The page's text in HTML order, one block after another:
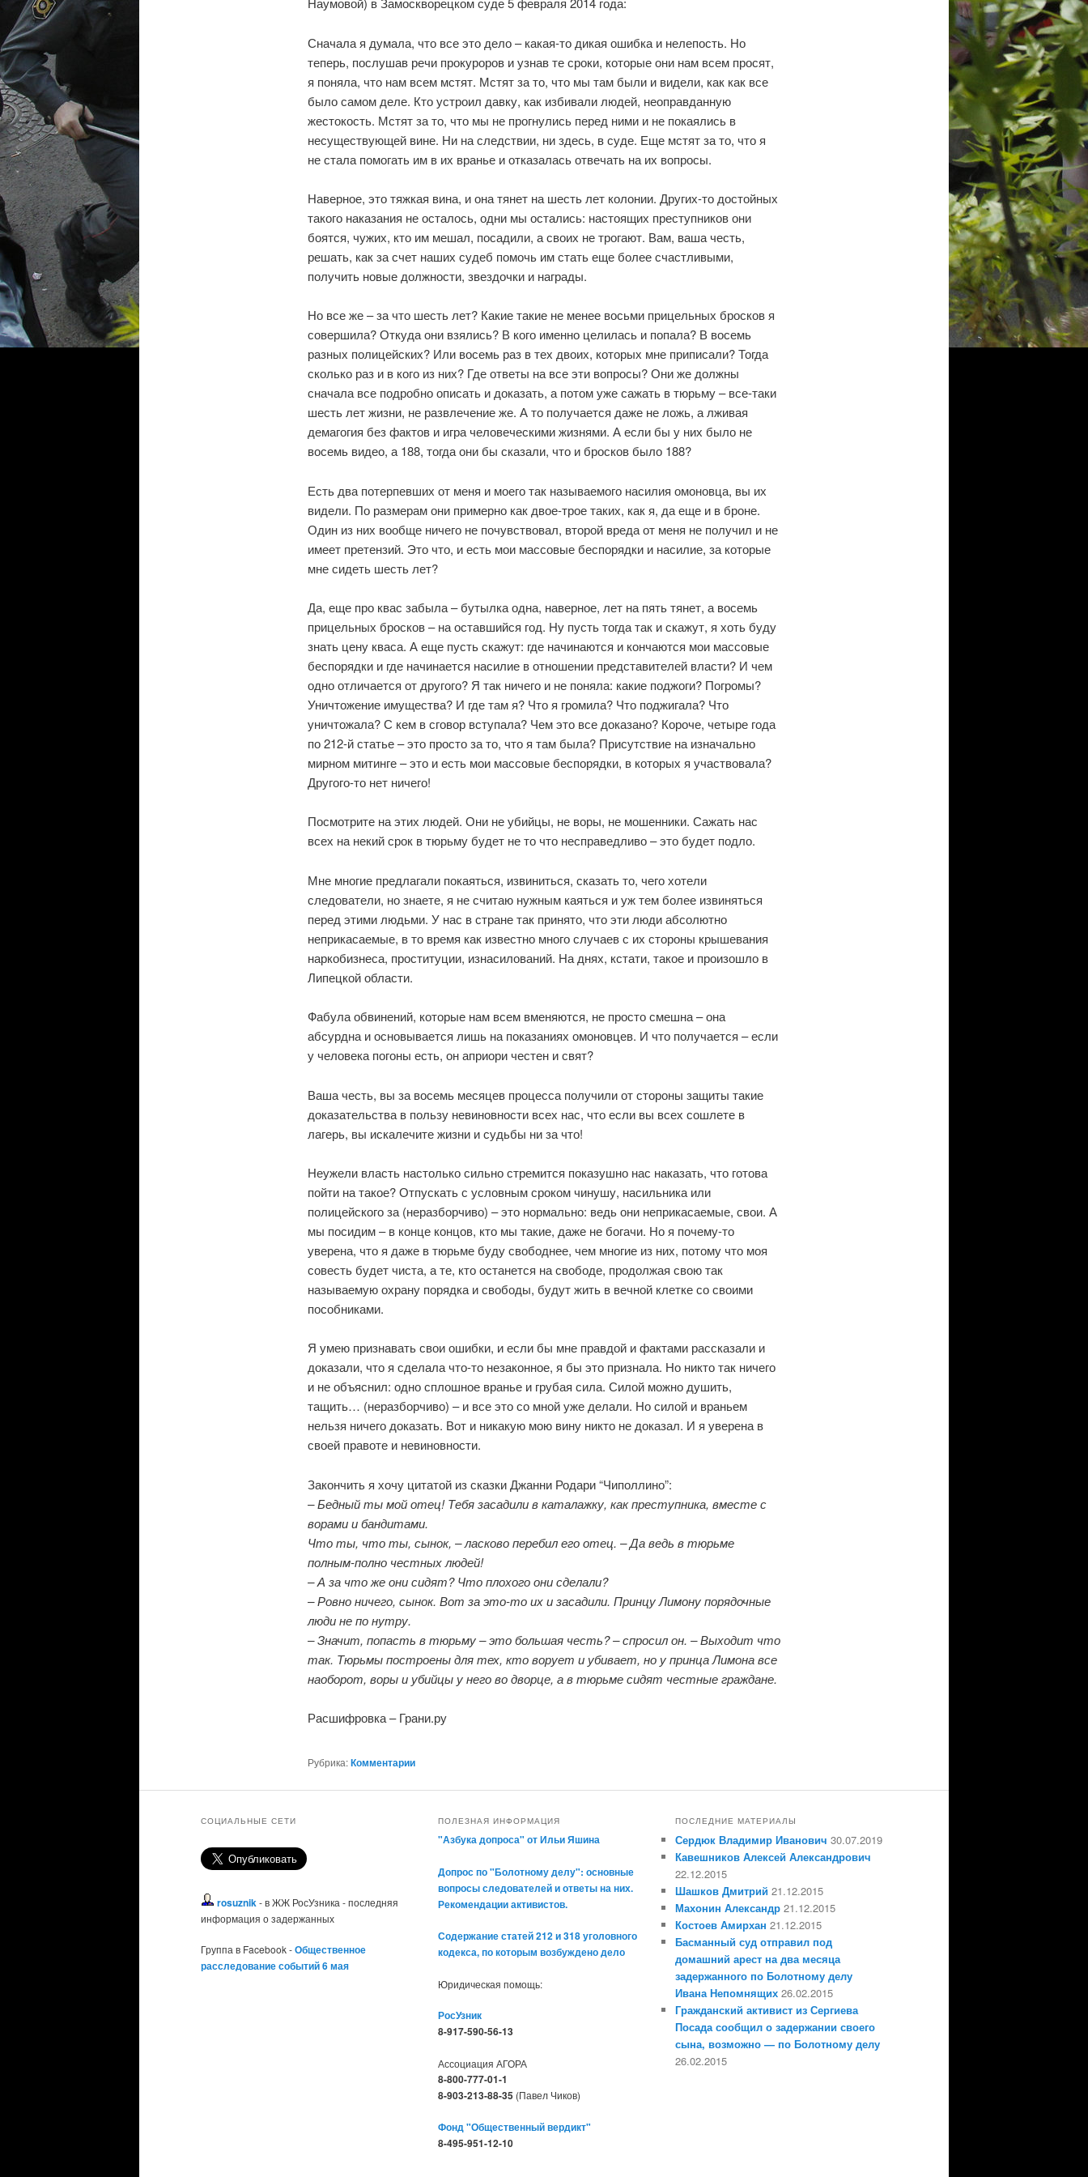
Сначала я думала, что все это дело – какая-то дикая ошибка и нелепость. Но
теперь, послушав речи прокуроров и узнав те сроки, которые они нам всем просят,
я поняла, что нам всем мстят. Мстят за то, что мы там были и видели, как как все
было самом деле. Кто устроил давку, как избивали людей, неоправданную
жестокость. Мстят за то, что мы не прогнулись перед ними и не покаялись в
несуществующей вине. Ни на следствии, ни здесь, в суде. Еще мстят за то, что я
не стала помогать им в их вранье и отказалась отвечать на их вопросы.
Наверное, это тяжкая вина, и она тянет на шесть лет колонии. Других-то достойных
такого наказания не осталось, одни мы остались: настоящих преступников они
боятся, чужих, кто им мешал, посадили, а своих не трогают. Вам, ваша честь,
решать, как за счет наших судеб помочь им стать еще более счастливыми,
получить новые должности, звездочки и награды.
Но все же – за что шесть лет? Какие такие не менее восьми прицельных бросков я
совершила? Откуда они взялись? В кого именно целилась и попала? В восемь
разных полицейских? Или восемь раз в тех двоих, которых мне приписали? Тогда
сколько раз и в кого из них? Где ответы на все эти вопросы? Они же должны
сначала все подробно описать и доказать, а потом уже сажать в тюрьму – все-таки
шесть лет жизни, не развлечение же. А то получается даже не ложь, а лживая
демагогия без фактов и игра человеческими жизнями. А если бы у них было не
восемь видео, а 188, тогда они бы сказали, что и бросков было 188?
Есть два потерпевших от меня и моего так называемого насилия омоновца, вы их
видели. По размерам они примерно как двое-трое таких, как я, да еще и в броне.
Один из них вообще ничего не почувствовал, второй вреда от меня не получил и не
имеет претензий. Это что, и есть мои массовые беспорядки и насилие, за которые
мне сидеть шесть лет?
Да, еще про квас забыла – бутылка одна, наверное, лет на пять тянет, а восемь
прицельных бросков – на оставшийся год. Ну пусть тогда так и скажут, я хоть буду
знать цену кваса. А еще пусть скажут: где начинаются и кончаются мои массовые
беспорядки и где начинается насилие в отношении представителей власти? И чем
одно отличается от другого? Я так ничего и не поняла: какие поджоги? Погромы?
Уничтожение имущества? И где там я? Что я громила? Что поджигала? Что
уничтожала? С кем в сговор вступала? Чем это все доказано? Короче, четыре года
по 212-й статье – это просто за то, что я там была? Присутствие на изначально
мирном митинге – это и есть мои массовые беспорядки, в которых я участвовала?
Другого-то нет ничего!
Посмотрите на этих людей. Они не убийцы, не воры, не мошенники. Сажать нас
всех на некий срок в тюрьму будет не то что несправедливо – это будет подло.
Мне многие предлагали покаяться, извиниться, сказать то, чего хотели
следователи, но знаете, я не считаю нужным каяться и уж тем более извиняться
перед этими людьми. У нас в стране так принято, что эти люди абсолютно
неприкасаемые, в то время как известно много случаев с их стороны крышевания
наркобизнеса, проституции, изнасилований. На днях, кстати, такое и произошло в
Липецкой области.
Фабула обвинений, которые нам всем вменяются, не просто смешна – она
абсурдна и основывается лишь на показаниях омоновцев. И что получается – если
у человека погоны есть, он априори честен и свят?
Ваша честь, вы за восемь месяцев процесса получили от стороны защиты такие
доказательства в пользу невиновности всех нас, что если вы всех сошлете в
лагерь, вы искалечите жизни и судьбы ни за что!
Неужели власть настолько сильно стремится показушно нас наказать, что готова
пойти на такое? Отпускать с условным сроком чинушу, насильника или
полицейского за (неразборчиво) – это нормально: ведь они неприкасаемые, свои. А
мы посидим – в конце концов, кто мы такие, даже не богачи. Но я почему-то
уверена, что я даже в тюрьме буду свободнее, чем многие из них, потому что моя
совесть будет чиста, а те, кто останется на свободе, продолжая свою так
называемую охрану порядка и свободы, будут жить в вечной клетке со своими
пособниками.
Я умею признавать свои ошибки, и если бы мне правдой и фактами рассказали и
доказали, что я сделала что-то незаконное, я бы это признала. Но никто так ничего
и не объяснил: одно сплошное вранье и грубая сила. Силой можно душить,
тащить… (неразборчиво) – и все это со мной уже делали. Но силой и враньем
нельзя ничего доказать. Вот и никакую мою вину никто не доказал. И я уверена в
своей правоте и невиновности.
Закончить я хочу цитатой из сказки Джанни Родари “Чиполлино”:
– Бедный ты мой отец! Тебя засадили в каталажку, как преступника, вместе с
ворами и бандитами.
Что ты, что ты, сынок, – ласково перебил его отец. – Да ведь в тюрьме
полным-полно честных людей!
– А за что же они сидят? Что плохого они сделали?
– Ровно ничего, сынок. Вот за это-то их и засадили. Принцу Лимону порядочные
люди не по нутру.
– Значит, попасть в тюрьму – это большая честь? – спросил он. – Выходит что
так. Тюрьмы построены для тех, кто ворует и убивает, но у принца Лимона все
наоборот, воры и убийцы у него во дворце, а в тюрьме сидят честные граждане.
Расшифровка – Грани.ру
Рубрика:Комментарии
СОЦИАЛЬНЫЕ СЕТИ
rosuznik- в ЖЖ РосУзника - последняя
информация о задержанных
Группа в Facebook -Общественное
расследование событий 6 мая
ПОЛЕЗНАЯ ИНФОРМАЦИЯ
"Азбука допроса" от Ильи Яшина
Допрос по "Болотному делу": основные
вопросы следователей и ответы на них.
Рекомендации активистов.
Содержание статей 212 и 318 уголовного
кодекса, по которым возбуждено дело
Юридическая помощь:
РосУзник
8-917-590-56-13
Ассоциация АГОРА
8-800-777-01-1
8-903-213-88-35 (Павел Чиков)
Фонд "Общественный вердикт"
8-495-951-12-10
ПОСЛЕДНИЕ МАТЕРИАЛЫ
Сердюк Владимир Иванович 30.07.2019
Кавешников Алексей Александрович
22.12.2015
Шашков Дмитрий 21.12.2015
Махонин Александр 21.12.2015
Костоев Амирхан 21.12.2015
Басманный суд отправил под
домашний арест на два месяца
задержанного по Болотному делу
Ивана Непомнящих 26.02.2015
Гражданский активист из Сергиева
Посада сообщил о задержании своего
сына, возможно — по Болотному делу
26.02.2015